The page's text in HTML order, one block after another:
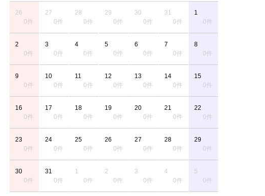
26
0件
27
0件
28
0件
29
0件
30
0件
31
0件
1
0件
2
0件
3
0件
4
0件
5
0件
6
0件
7
0件
8
0件
9
0件
10
0件
11
0件
12
0件
13
0件
14
0件
15
0件
16
0件
17
0件
18
0件
19
0件
20
0件
21
0件
22
0件
23
0件
24
0件
25
0件
26
0件
27
0件
28
0件
29
0件
30
0件
31
0件
1
0件
2
0件
3
0件
4
0件
5
0件